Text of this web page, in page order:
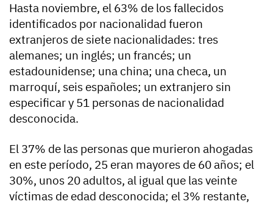
Hasta noviembre, el 63% de los fallecidos
identificados por nacionalidad fueron
extranjeros de siete nacionalidades: tres
alemanes; un inglés; un francés; un
estadounidense; una china; una checa, un
marroquí, seis españoles; un extranjero sin
especificar y 51 personas de nacionalidad
desconocida.
El 37% de las personas que murieron ahogadas
en este período, 25 eran mayores de 60 años; el
30%, unos 20 adultos, al igual que las veinte
víctimas de edad desconocida; el 3% restante,